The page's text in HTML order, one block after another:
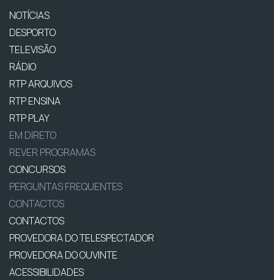
NOTÍCIAS
DESPORTO
TELEVISÃO
RÁDIO
RTP ARQUIVOS
RTP ENSINA
RTP PLAY
EM DIRETO
REVER PROGRAMAS
CONCURSOS
PERGUNTAS FREQUENTES
CONTACTOS
CONTACTOS
PROVEDORA DO TELESPECTADOR
PROVEDORA DO OUVINTE
ACESSIBILIDADES